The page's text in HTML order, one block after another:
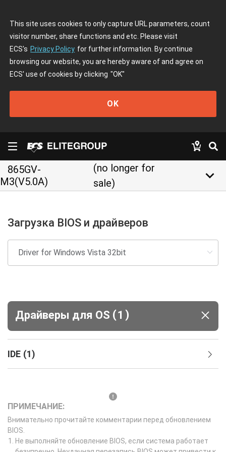
This site uses cookies to only capture URL parameters, count
visitor number, share functions and etc. Please visit
ECS's Privacy Policy for further information. By continue
browsing our website, you are hereby aware of and agree on
ECS' use of cookies by clicking "OK"
OK
865GV-
M3(V5.0A)
(no longer for
sale)
keyboard_arrow_down
Загрузка BIOS и драйверов
Драйверы для ОS (1 )
IDE (1)
ПРИМЕЧАНИЕ:
Внимательно прочитайте комментарии перед обновлением
BIOS.
Не выполняйте обновление BIOS, если система работает